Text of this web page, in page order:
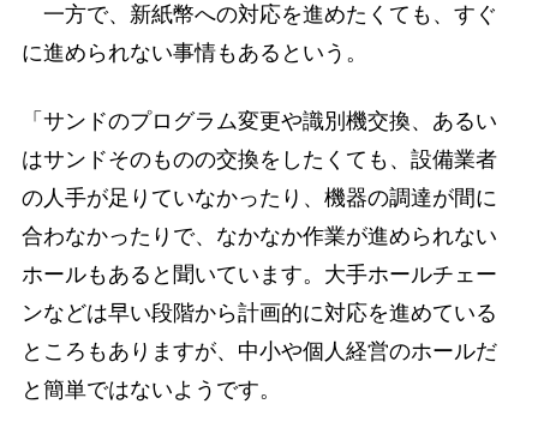
一方で、新紙幣への対応を進めたくても、すぐ
に進められない事情もあるという。
「サンドのプログラム変更や識別機交換、あるい
はサンドそのものの交換をしたくても、設備業者
の人手が足りていなかったり、機器の調達が間に
合わなかったりで、なかなか作業が進められない
ホールもあると聞いています。大手ホールチェー
ンなどは早い段階から計画的に対応を進めている
ところもありますが、中小や個人経営のホールだ
と簡単ではないようです。